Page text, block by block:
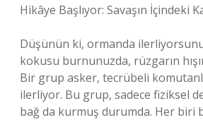
Hikâye Başlıyor: Savaşın İçindeki
Düşünün ki, ormanda
kokusu burnunuzda, rüzgarın
Bir grup asker, tecrübeli
ilerliyor. Bu grup, sadece fiziksel
bağ da kurmuş durumda. Her biri